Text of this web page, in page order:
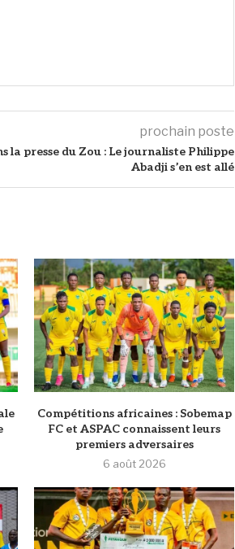
prochain poste
la presse du Zou : Le journaliste Philippe
Abadji s’en est allé
Compétitions africaines : Sobemap
FC et ASPAC connaissent leurs
premiers adversaires
6 août 2026